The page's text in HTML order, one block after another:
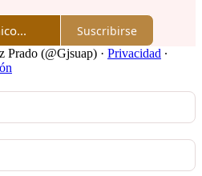
Suscribirse
Prado (@Gjsuap) · Privacidad ∙